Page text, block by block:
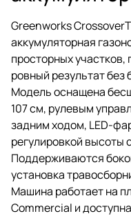
Greenworks
аккумуляторная
просторных
ровный результат
Модель оснащена
107 см, рулевым
задним ходом, LED-
регулировкой высоты
Поддерживаются
установка
Машина работает на
Commercial и